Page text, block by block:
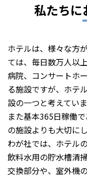
私たちに
ホテルは、様々な方
ては、毎日数万人以
病院、コンサートホ
る施設ですが、ホテ
設の一つと考えていま
また基本365日稼働
の施設よりも大切に
わが社では、ホテル
飲料水用の貯水槽清
交換部分や、室外機